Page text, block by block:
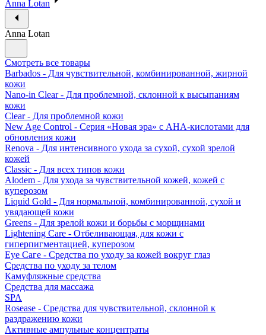
Anna Lotan
Anna Lotan
Смотреть все товары
Barbados - Для чувствительной, комбинированной, жирной
кожи
Nano-in Clear - Для проблемной, склонной к высыпаниям
кожи
Clear - Для проблемной кожи
New Age Control - Серия «Новая эра» с АНА-кислотами для
обновления кожи
Renova - Для интенсивного ухода за сухой, сухой зрелой
кожей
Classic - Для всех типов кожи
Alodem - Для ухода за чувствительной кожей, кожей с
куперозом
Liquid Gold - Для нормальной, комбинированной, сухой и
увядающей кожи
Greens - Для зрелой кожи и борьбы с морщинами
Lightening Care - Отбеливающая, для кожи с
гиперпигментацией, куперозом
Eye Саге - Средства по уходу за кожей вокруг глаз
Средства по уходу за телом
Камуфляжные средства
Средства для массажа
SPA
Rosease - Средства для чувствительной, склонной к
раздражению кожи
Активные ампульные концентраты